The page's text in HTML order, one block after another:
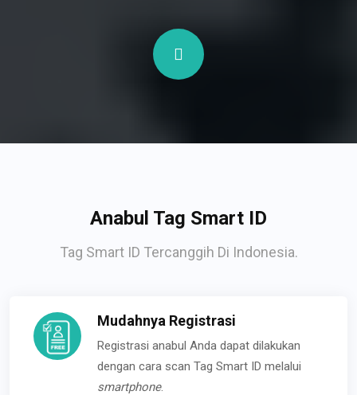
Anabul Tag Smart ID
Tag Smart ID Tercanggih Di Indonesia.
Mudahnya Registrasi
Registrasi anabul Anda dapat dilakukan
dengan cara scan Tag Smart ID melalui
smartphone.